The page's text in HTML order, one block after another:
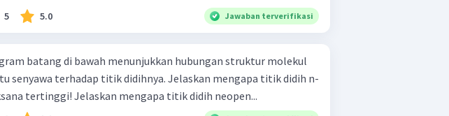
5 5.0 Jawaban terverifikasi
batang di bawah menunjukkan hubungan struktur molekul
terhadap titik didihnya. Jelaskan mengapa titik didih n-
heksana tertinggi! Jelaskan mengapa titik didih neopen...